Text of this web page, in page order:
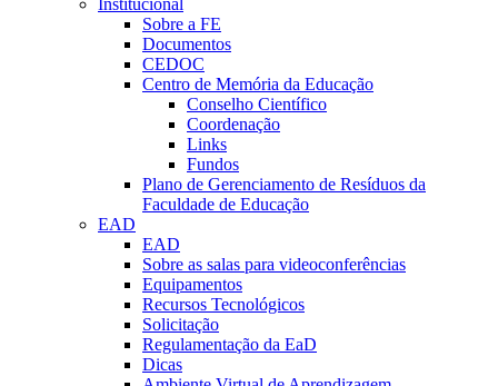
Institucional
Sobre a FE
Documentos
CEDOC
Centro de Memória da Educação
Conselho Científico
Coordenação
Links
Fundos
Plano de Gerenciamento de Resíduos da
Faculdade de Educação
EAD
EAD
Sobre as salas para videoconferências
Equipamentos
Recursos Tecnológicos
Solicitação
Regulamentação da EaD
Dicas